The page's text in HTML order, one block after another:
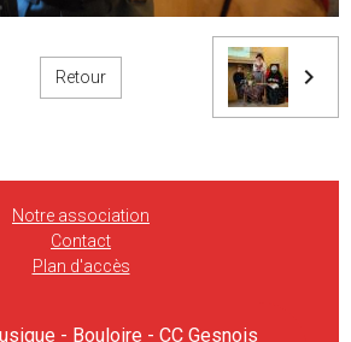
Retour
Notre association
Contact
Plan d'accès
- Bouloire - CC Gesnois